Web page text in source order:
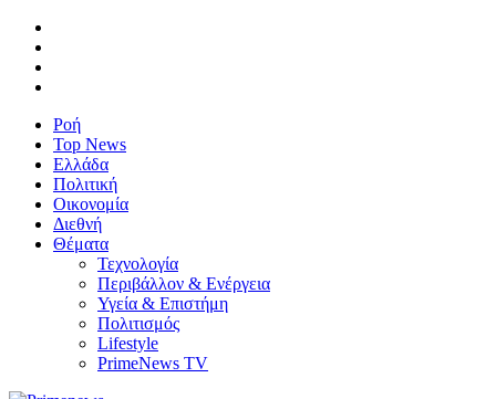
Ροή
Top News
Ελλάδα
Πολιτική
Οικονομία
Διεθνή
Θέματα
Τεχνολογία
Περιβάλλον & Ενέργεια
Υγεία & Επιστήμη
Πολιτισμός
Lifestyle
PrimeNews TV